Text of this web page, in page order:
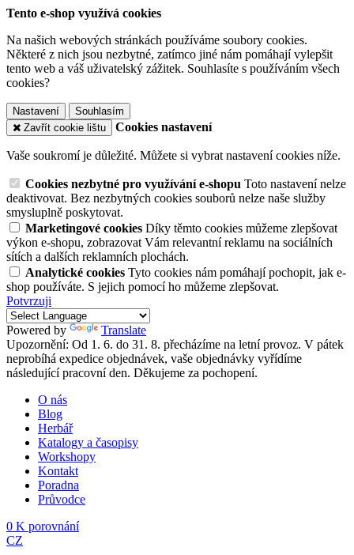
Tento e-shop využívá cookies
Na našich webových stránkách používáme soubory cookies.
Některé z nich jsou nezbytné, zatímco jiné nám pomáhají vylepšit
tento web a váš uživatelský zážitek. Souhlasíte s používáním všech
cookies?
Nastavení
Souhlasím
Zavřít cookie lištu
Cookies nastavení
Vaše soukromí je důležité. Můžete si vybrat nastavení cookies níže.
Cookies nezbytné pro využívání e-shopu Toto nastavení nelze
deaktivovat. Bez nezbytných cookies souborů nelze naše služby
smysluplně poskytovat.
Marketingové cookies Díky těmto cookies můžeme zlepšovat
výkon e-shopu, zobrazovat Vám relevantní reklamu na sociálních
sítích a dalších reklamních plochách.
Analytické cookies Tyto cookies nám pomáhají pochopit, jak e-
shop používáte. S jejich pomocí ho můžeme zlepšovat.
Potvrzuji
Powered by
Translate
Upozornění: Od 1. 6. do 31. 8. přecházíme na letní provoz. V pátek
neprobíhá expedice objednávek, vaše objednávky vyřídíme
následující pracovní den. Děkujeme za pochopení.
O nás
Blog
Herbář
Katalogy a časopisy
Workshopy
Kontakt
Poradna
Průvodce
0 K porovnání
CZ